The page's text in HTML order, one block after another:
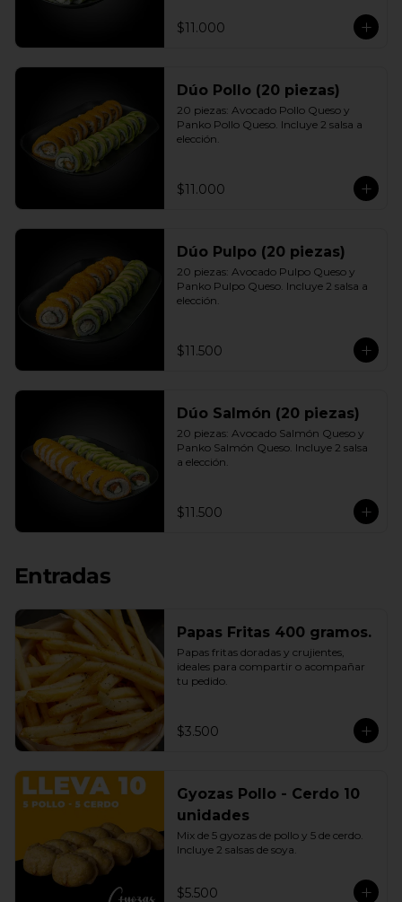
$11.000
Dúo Pollo (20 piezas)
20 piezas: Avocado Pollo Queso y
Panko Pollo Queso. Incluye 2 salsa a
elección.
$11.000
Dúo Pulpo (20 piezas)
20 piezas: Avocado Pulpo Queso y
Panko Pulpo Queso. Incluye 2 salsa a
elección.
$11.500
Dúo Salmón (20 piezas)
20 piezas: Avocado Salmón Queso y
Panko Salmón Queso. Incluye 2 salsa
a elección.
$11.500
Entradas
Papas Fritas 400 gramos.
Papas fritas doradas y crujientes,
ideales para compartir o acompañar
tu pedido.
$3.500
Gyozas Pollo - Cerdo 10
unidades
Mix de 5 gyozas de pollo y 5 de cerdo.
Incluye 2 salsas de soya.
$5.500